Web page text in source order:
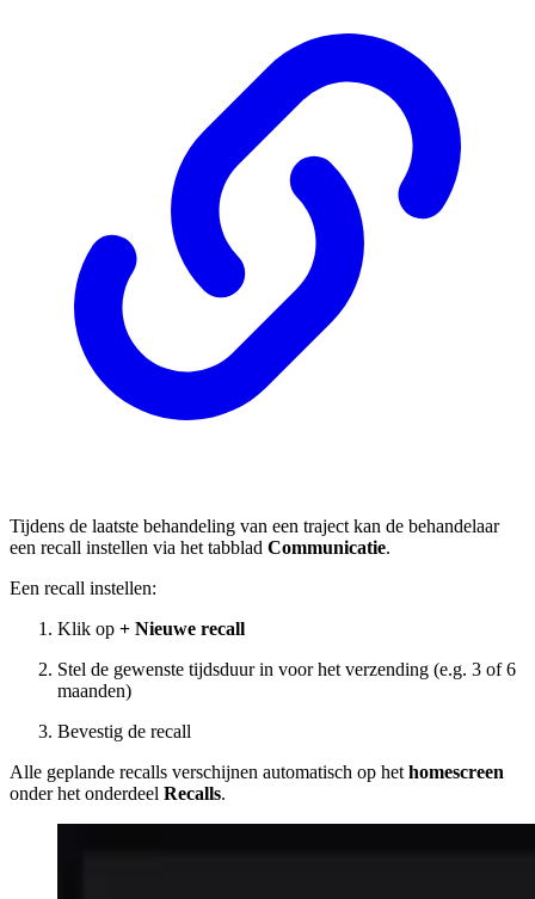
Tijdens de laatste behandeling van een traject kan de behandelaar
een recall instellen via het tabblad Communicatie.
Een recall instellen:
Klik op + Nieuwe recall
Stel de gewenste tijdsduur in voor het verzending (e.g. 3 of 6
maanden)
Bevestig de recall
Alle geplande recalls verschijnen automatisch op het homescreen
onder het onderdeel Recalls.